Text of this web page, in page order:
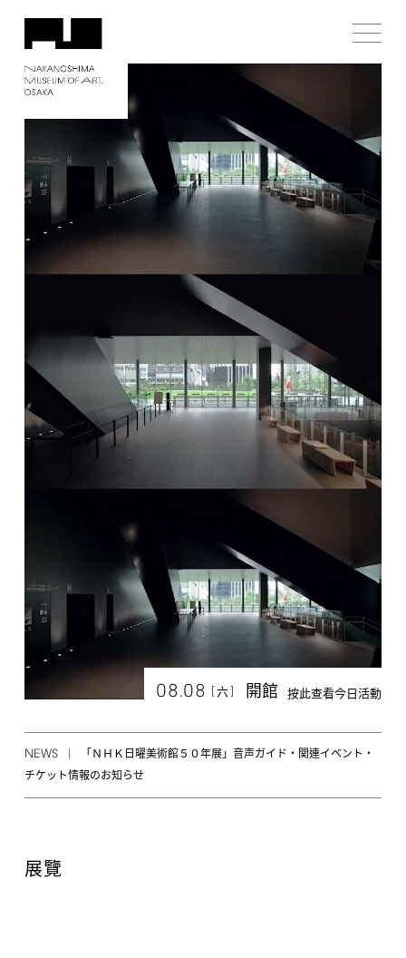
08.08 [六] 開館 按此查看今日活動
NEWS
「ＮＨＫ日曜美術館５０年展」音声ガイド・関連イベント・
チケット情報のお知らせ
展覽